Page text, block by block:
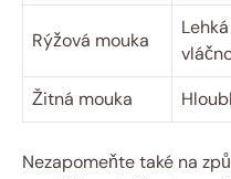
Rýžová mouka
Žitná mouka
Nezapomeňte také na